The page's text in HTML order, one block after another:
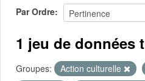
À propos
Par Ordre
1 jeu de données
Groupes: Action culturelle